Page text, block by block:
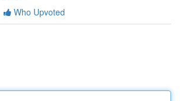
Who Upvoted